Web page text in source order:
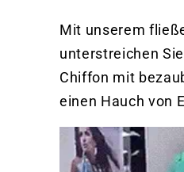
Mit unserem
unterstreichen
Chiffon mit
einen Hauch von